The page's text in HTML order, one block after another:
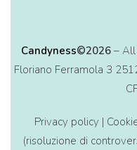
Candyness©2026– All
Floriano Ferramola 3
Privacy policy |
(risoluzione di